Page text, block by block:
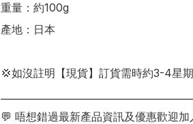
重量：約100g
產地：日本
💢如沒註明【現貨】訂貨需時約3-4星期
💬 唔想錯過最新產品資訊及優惠歡迎